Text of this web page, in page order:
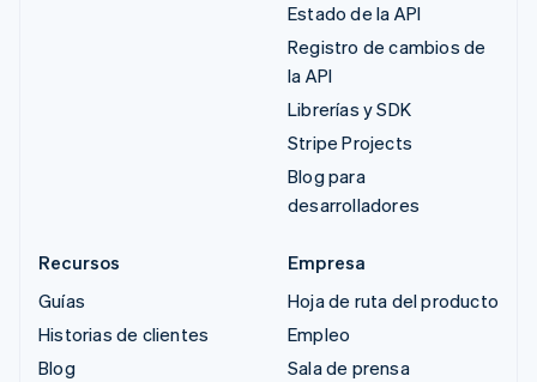
Estado de la API
Registro de cambios de
la API
Librerías y SDK
Stripe Projects
Blog para
desarrolladores
Recursos
Guías
Historias de clientes
Blog
Empresa
Hoja de ruta del producto
Empleo
Sala de prensa